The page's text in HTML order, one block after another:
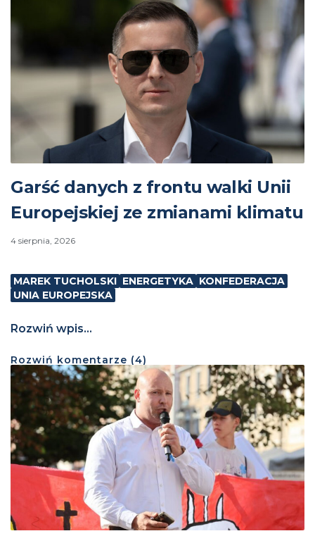
Garść danych z frontu walki Unii
Europejskiej ze zmianami klimatu
4 sierpnia, 2026
MAREK TUCHOLSKI ENERGETYKA KONFEDERACJA
UNIA EUROPEJSKA
Rozwiń wpis...
Rozwiń komentarze (4)